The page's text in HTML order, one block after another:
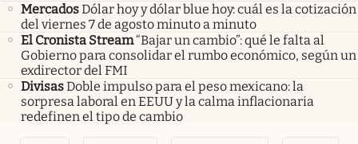
MercadosDólar hoy y dólar blue hoy: cuál es la cotización
del viernes 7 de agosto minuto a minuto
El Cronista Stream“Bajar un cambio”: qué le falta al
Gobierno para consolidar el rumbo económico, según un
exdirector del FMI
DivisasDoble impulso para el peso mexicano: la
sorpresa laboral en EEUU y la calma inflacionaria
redefinen el tipo de cambio